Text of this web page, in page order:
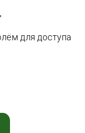
для доступа